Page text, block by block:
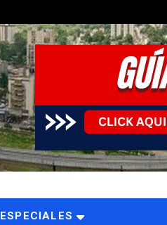
ESPECIALES